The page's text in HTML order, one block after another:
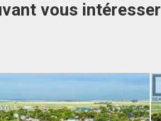
vous intéresser